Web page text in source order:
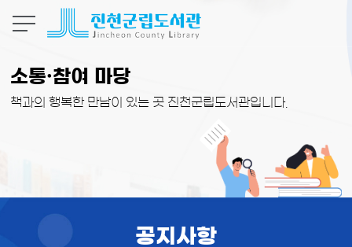
소통·참여 마당
책과의 행복한 만남이 있는 곳 진천군립도서관입니다.
공지사항